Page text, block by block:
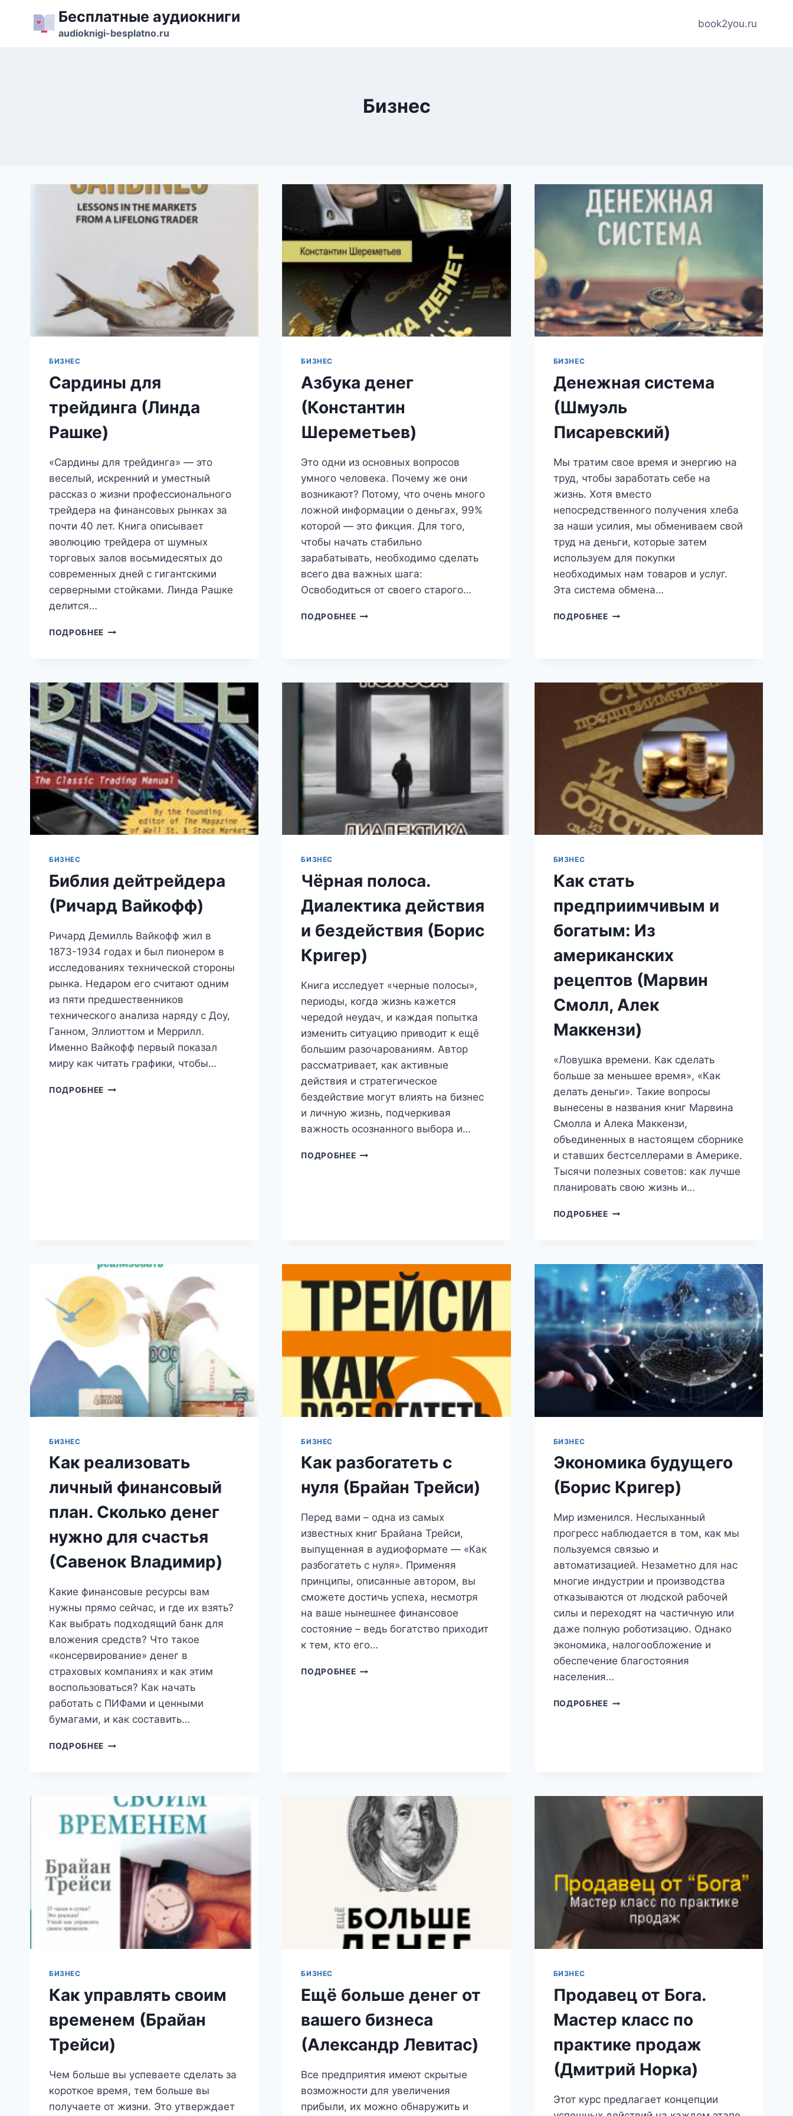
содержимому
Бесплатные аудиокниги
audioknigi-besplatno.ru
book2you.ru
Бизнес
БИЗНЕС
Сардины для
трейдинга (Линда
Рашке)
«Сардины для трейдинга» — это
веселый, искренний и уместный
рассказ о жизни профессионального
трейдера на финансовых рынках за
почти 40 лет. Книга описывает
эволюцию трейдера от шумных
торговых залов восьмидесятых до
современных дней с гигантскими
серверными стойками. Линда Рашке
делится…
ПОДРОБНЕЕ САРДИНЫ
БИЗНЕС
Азбука денег
(Константин
Шереметьев)
Это одни из основных вопросов
умного человека. Почему же они
возникают? Потому, что очень много
ложной информации о деньгах, 99%
которой — это фикция. Для того,
чтобы начать стабильно
зарабатывать, необходимо сделать
всего два важных шага:
Освободиться от своего старого…
ПОДРОБНЕЕ АЗБУКА
БИЗНЕС
Денежная система
(Шмуэль
Писаревский)
Мы тратим свое время и энергию на
труд, чтобы заработать себе на
жизнь. Хотя вместо
непосредственного получения хлеба
за наши усилия, мы обмениваем свой
труд на деньги, которые затем
используем для покупки
необходимых нам товаров и услуг.
Эта система обмена…
ПОДРОБНЕЕ ДЕНЕЖНАЯ
БИЗНЕС
Библия дейтрейдера
(Ричард Вайкофф)
Ричард Демилль Вайкофф жил в
1873-1934 годах и был пионером в
исследованиях технической стороны
рынка. Недаром его считают одним
из пяти предшественников
технического анализа наряду с Доу,
Ганном, Эллиоттом и Меррилл.
Именно Вайкофф первый показал
миру как читать графики, чтобы…
ПОДРОБНЕЕ БИБЛИЯ
БИЗНЕС
Чёрная полоса.
Диалектика действия
и бездействия (Борис
Кригер)
Книга исследует «черные полосы»,
периоды, когда жизнь кажется
чередой неудач, и каждая попытка
изменить ситуацию приводит к ещё
большим разочарованиям. Автор
рассматривает, как активные
действия и стратегическое
бездействие могут влиять на бизнес
и личную жизнь, подчеркивая
важность осознанного выбора и…
ПОДРОБНЕЕ ЧЁРНАЯ
БИЗНЕС
Как стать
предприимчивым и
богатым: Из
американских
рецептов (Марвин
Смолл, Алек
Маккензи)
«Ловушка времени. Как сделать
больше за меньшее время», «Как
делать деньги». Такие вопросы
вынесены в названия книг Марвина
Смолла и Алека Маккензи,
объединенных в настоящем сборнике
и ставших бестселлерами в Америке.
Тысячи полезных советов: как лучше
планировать свою жизнь и…
ПОДРОБНЕЕ КАК
ИЗ
АМЕРИКАНСКИХ
РЕЦЕПТОВ
(МАРВИН
СМОЛЛ,
АЛЕК
МАККЕНЗИ)
БИЗНЕС
Как реализовать
личный финансовый
план. Сколько денег
нужно для счастья
(Савенок Владимир)
Какие финансовые ресурсы вам
нужны прямо сейчас, и где их взять?
Как выбрать подходящий банк для
вложения средств? Что такое
«консервирование» денег в
страховых компаниях и как этим
воспользоваться? Как начать
работать с ПИФами и ценными
бумагами, и как составить…
ПОДРОБНЕЕ КАК
СКОЛЬКО
ДЕНЕГ
НУЖНО
СЧАСТЬЯ
(САВЕНОК
ВЛАДИМИР)
БИЗНЕС
Как разбогатеть с
нуля (Брайан Трейси)
Перед вами – одна из самых
известных книг Брайана Трейси,
выпущенная в аудиоформате — «Как
разбогатеть с нуля». Применяя
принципы, описанные автором, вы
сможете достичь успеха, несмотря
на ваше нынешнее финансовое
состояние – ведь богатство приходит
к тем, кто его…
ПОДРОБНЕЕ КАК
БИЗНЕС
Экономика будущего
(Борис Кригер)
Мир изменился. Неслыханный
прогресс наблюдается в том, как мы
пользуемся связью и
автоматизацией. Незаметно для нас
многие индустрии и производства
отказываются от людской рабочей
силы и переходят на частичную или
даже полную роботизацию. Однако
экономика, налогообложение и
обеспечение благостояния
населения…
ПОДРОБНЕЕ ЭКОНОМИКА
БИЗНЕС
Как управлять своим
временем (Брайан
Трейси)
Чем больше вы успеваете сделать за
короткое время, тем больше вы
получаете от жизни. Это утверждает
БИЗНЕС
Ещё больше денег от
вашего бизнеса
(Александр Левитас)
Все предприятия имеют скрытые
возможности для увеличения
прибыли, их можно обнаружить и
БИЗНЕС
Продавец от Бога.
Мастер класс по
практике продаж
(Дмитрий Норка)
Этот курс предлагает концепции